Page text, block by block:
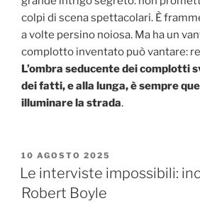
colpi di scena spettacolari. È
a volte persino noiosa. Ma ha un
complotto inventato può vantare:
L’ombra seducente dei complotti
dei fatti, e alla lunga, è sempre
illuminare la strada.
PUBBLICATO
IL
10 AGOSTO 2025
Le interviste impossibili:
Robert Boyle